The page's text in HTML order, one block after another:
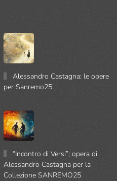
Alessandro Castagna: le opere
per Sanremo25
“Incontro di Versi”; opera di
Alessandro Castagna per la
Collezione SANREMO25